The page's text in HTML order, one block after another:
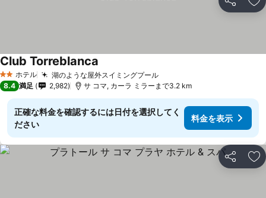
シェア お
2 ホテルのランク
ホテル 湖のような屋外スイミングプール
Club Torreblanca
8.4 満足 2,982 サ コマ, カーラ ミラーまで3.2 km
正確な料金を確認するには日付を選択してく
ださい
料金を表示
シェア お